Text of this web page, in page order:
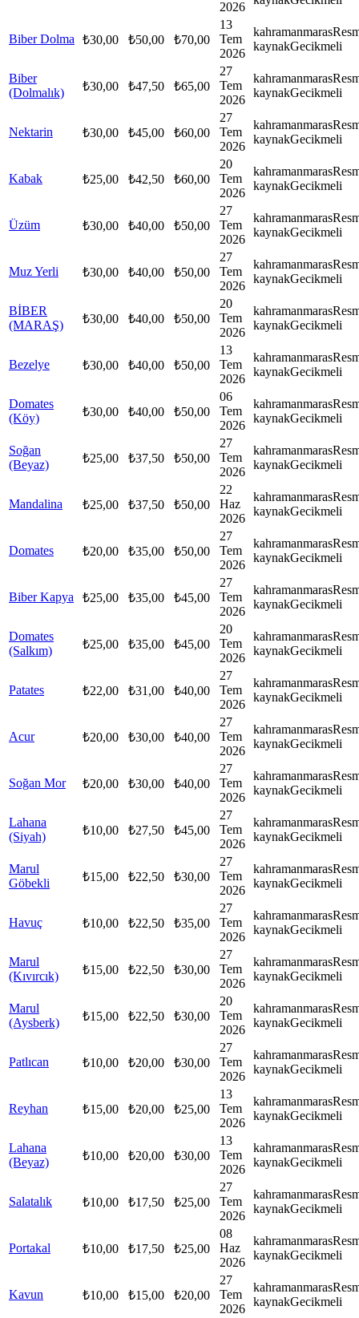
2026
Biber Dolma ₺30,00 ₺50,00 ₺70,00
13
Tem
2026
kahramanmaras
kaynakGecikmeli
Biber
(Dolmalık)
₺30,00 ₺47,50 ₺65,00
27
Tem
2026
kahramanmaras
kaynakGecikmeli
Nektarin ₺30,00 ₺45,00 ₺60,00
27
Tem
2026
kahramanmaras
kaynakGecikmeli
Kabak ₺25,00 ₺42,50 ₺60,00
20
Tem
2026
kahramanmaras
kaynakGecikmeli
Üzüm ₺30,00 ₺40,00 ₺50,00
27
Tem
2026
kahramanmaras
kaynakGecikmeli
Muz Yerli ₺30,00 ₺40,00 ₺50,00
27
Tem
2026
kahramanmaras
kaynakGecikmeli
BİBER
(MARAŞ)
₺30,00 ₺40,00 ₺50,00
20
Tem
2026
kahramanmaras
kaynakGecikmeli
Bezelye ₺30,00 ₺40,00 ₺50,00
13
Tem
2026
kahramanmaras
kaynakGecikmeli
Domates
(Köy)
₺30,00 ₺40,00 ₺50,00
06
Tem
2026
kahramanmaras
kaynakGecikmeli
Soğan
(Beyaz)
₺25,00 ₺37,50 ₺50,00
27
Tem
2026
kahramanmaras
kaynakGecikmeli
Mandalina ₺25,00 ₺37,50 ₺50,00
22
Haz
2026
kahramanmaras
kaynakGecikmeli
Domates ₺20,00 ₺35,00 ₺50,00
27
Tem
2026
kahramanmaras
kaynakGecikmeli
Biber Kapya ₺25,00 ₺35,00 ₺45,00
27
Tem
2026
kahramanmaras
kaynakGecikmeli
Domates
(Salkım)
₺25,00 ₺35,00 ₺45,00
20
Tem
2026
kahramanmaras
kaynakGecikmeli
Patates ₺22,00 ₺31,00 ₺40,00
27
Tem
2026
kahramanmaras
kaynakGecikmeli
Acur ₺20,00 ₺30,00 ₺40,00
27
Tem
2026
kahramanmaras
kaynakGecikmeli
Soğan Mor ₺20,00 ₺30,00 ₺40,00
27
Tem
2026
kahramanmaras
kaynakGecikmeli
Lahana
(Siyah)
₺10,00 ₺27,50 ₺45,00
27
Tem
2026
kahramanmaras
kaynakGecikmeli
Marul
Göbekli
₺15,00 ₺22,50 ₺30,00
27
Tem
2026
kahramanmaras
kaynakGecikmeli
Havuç ₺10,00 ₺22,50 ₺35,00
27
Tem
2026
kahramanmaras
kaynakGecikmeli
Marul
(Kıvırcık)
₺15,00 ₺22,50 ₺30,00
27
Tem
2026
kahramanmaras
kaynakGecikmeli
Marul
(Aysberk)
₺15,00 ₺22,50 ₺30,00
20
Tem
2026
kahramanmaras
kaynakGecikmeli
Patlıcan ₺10,00 ₺20,00 ₺30,00
27
Tem
2026
kahramanmaras
kaynakGecikmeli
Reyhan ₺15,00 ₺20,00 ₺25,00
13
Tem
2026
kahramanmaras
kaynakGecikmeli
Lahana
(Beyaz)
₺10,00 ₺20,00 ₺30,00
13
Tem
2026
kahramanmaras
kaynakGecikmeli
Salatalık ₺10,00 ₺17,50 ₺25,00
27
Tem
2026
kahramanmaras
kaynakGecikmeli
Portakal ₺10,00 ₺17,50 ₺25,00
08
Haz
2026
kahramanmaras
kaynakGecikmeli
Kavun ₺10,00 ₺15,00 ₺20,00
27
Tem
2026
kahramanmaras
kaynakGecikmeli